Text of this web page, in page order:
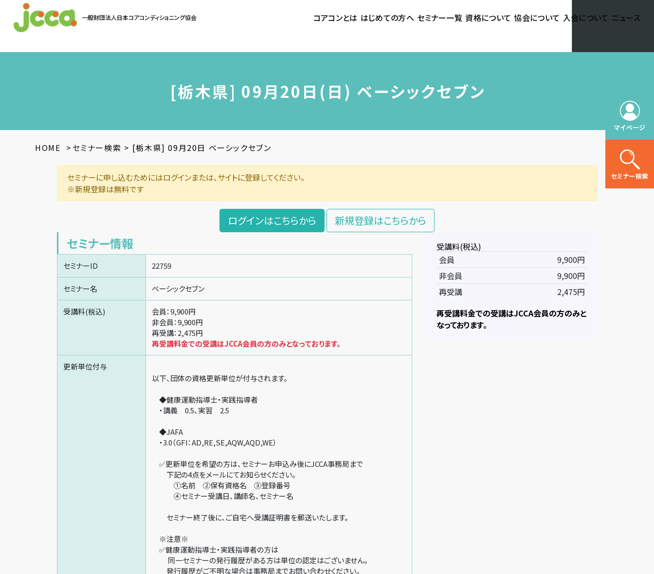
一般財団法人日本コアコンディショニング協会 コアコンとは はじめての方へ セミナー一覧 資格について 協会について 入会について ニュース
[栃木県] 09月20日(日) ベーシックセブン
HOME > セミナー検索 > [栃木県] 09月20日 ベーシックセブン
セミナーに申し込むためにはログインまたは、サイトに登録してください。
※新規登録は無料です
ログインはこちらから 新規登録はこちらから
セミナー情報
セミナーID 22759
セミナー名 ベーシックセブン
受講料(税込)
会員：9,900円
非会員：9,900円
再受講：2,475円
再受講料金での受講はJCCA会員の方のみとなっております。
更新単位付与
以下、団体の資格更新単位が付与されます。
◆健康運動指導士・実践指導者
・講義 0.5、実習 2.5
◆JAFA
・3.0（GFI：AD,RE,SE,AQW,AQD,WE）
✅更新単位を希望の方は、セミナーお申込み後にJCCA事務局まで
下記の4点をメールにてお知らせください。
①名前 ②保有資格名 ③登録番号
④セミナー受講日、講師名、セミナー名
セミナー終了後に、ご自宅へ受講証明書を郵送いたします。
※注意※
✅健康運動指導士・実践指導者の方は
同一セミナーの発行履歴がある方は単位の認定はございません。
発行履歴がご不明な場合は事務局までお問い合わせください。
受講料(税込)
会員
9,900円
非会員
9,900円
再受講
2,475円
再受講料金での受講はJCCA会員の方のみと
なっております。
マイページ
セミナー検索